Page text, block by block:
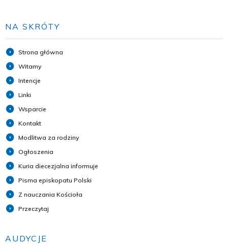
NA SKRÓTY
Strona główna
Witamy
Intencje
Linki
Wsparcie
Kontakt
Modlitwa za rodziny
Ogłoszenia
Kuria diecezjalna informuje
Pisma episkopatu Polski
Z nauczania Kościoła
Przeczytaj
AUDYCJE